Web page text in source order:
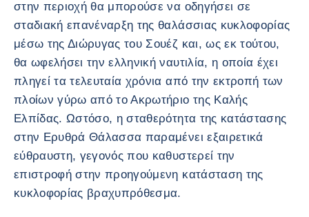
στην περιοχή θα μπορούσε να οδηγήσει σε
σταδιακή επανέναρξη της θαλάσσιας κυκλοφορίας
μέσω της Διώρυγας του Σουέζ και, ως εκ τούτου,
θα ωφελήσει την ελληνική ναυτιλία, η οποία έχει
πληγεί τα τελευταία χρόνια από την εκτροπή των
πλοίων γύρω από το Ακρωτήριο της Καλής
Ελπίδας. Ωστόσο, η σταθερότητα της κατάστασης
στην Ερυθρά Θάλασσα παραμένει εξαιρετικά
εύθραυστη, γεγονός που καθυστερεί την
επιστροφή στην προηγούμενη κατάσταση της
κυκλοφορίας βραχυπρόθεσμα.